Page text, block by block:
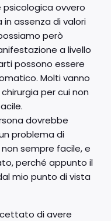
ovvero
assenza di valori
però
a livello
possono essere
Molti vanno
per cui non
dovrebbe
problema di
sempre facile, e
perché appunto il
mio punto di vista
di avere